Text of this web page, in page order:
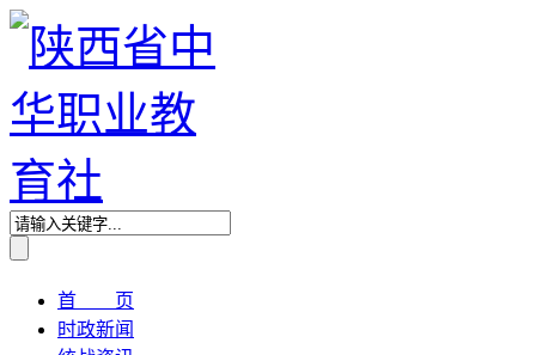
首 页
时政新闻